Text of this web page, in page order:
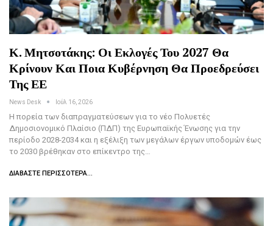
Κ. Μητσοτάκης: Οι Εκλογές Του 2027 Θα
Κρίνουν Και Ποια Κυβέρνηση Θα Προεδρεύσει
Της ΕΕ
News Desk Ιούλ 16, 2026
Η πορεία των διαπραγματεύσεων για το νέο Πολυετές
Δημοσιονομικό Πλαίσιο (ΠΔΠ) της Ευρωπαϊκής Ένωσης για την
περίοδο 2028-2034 και η εξέλιξη των μεγάλων έργων υποδομών έως
το 2030 βρέθηκαν στο επίκεντρο της…
ΔΙΑΒΆΣΤΕ ΠΕΡΙΣΣΌΤΕΡΑ...